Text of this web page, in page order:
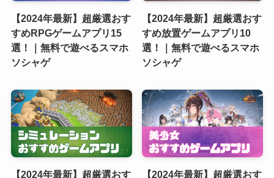
【2024年最新】超厳選おす
すめRPGゲームアプリ15
選！｜無料で遊べるスマホ
ソシャゲ
【2024年最新】超厳選おす
すめ放置ゲームアプリ10
選！｜無料で遊べるスマホ
ソシャゲ
【2024年最新】超厳選おす
【2024年最新】超厳選おす